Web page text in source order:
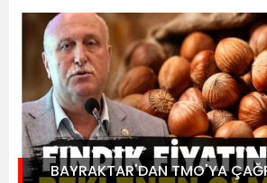
BAYRAKTAR'DAN TMO'YA